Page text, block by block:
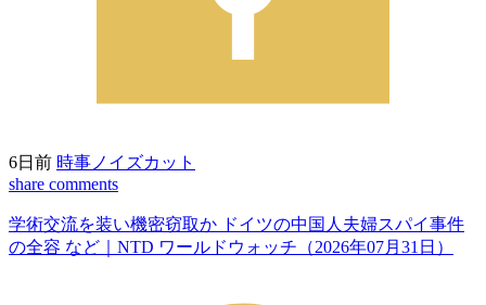
6日前 時事ノイズカット
share comments
学術交流を装い機密窃取か ドイツの中国人夫婦スパイ事件
の全容 など｜NTD ワールドウォッチ（2026年07月31日）